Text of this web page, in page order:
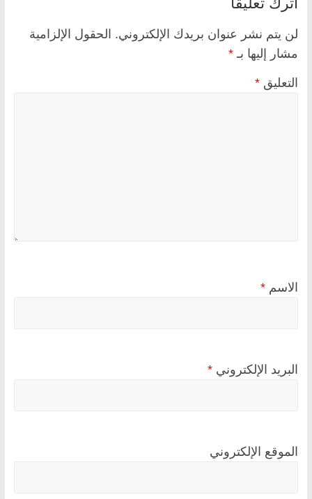
لن يتم نشر عنوان بريدك الإلكتروني. الحقول الإلزامية
مشار إليها بـ *
التعليق *
الاسم *
البريد الإلكتروني *
الموقع الإلكتروني